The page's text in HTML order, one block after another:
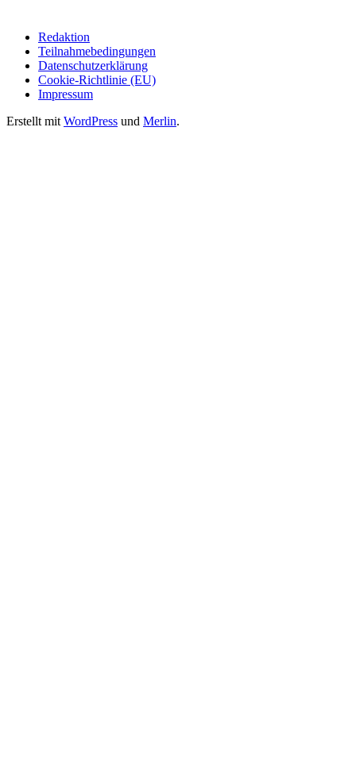
Redaktion
Teilnahmebedingungen
Datenschutzerklärung
Cookie-Richtlinie (EU)
Impressum
Erstellt mit WordPress und Merlin.